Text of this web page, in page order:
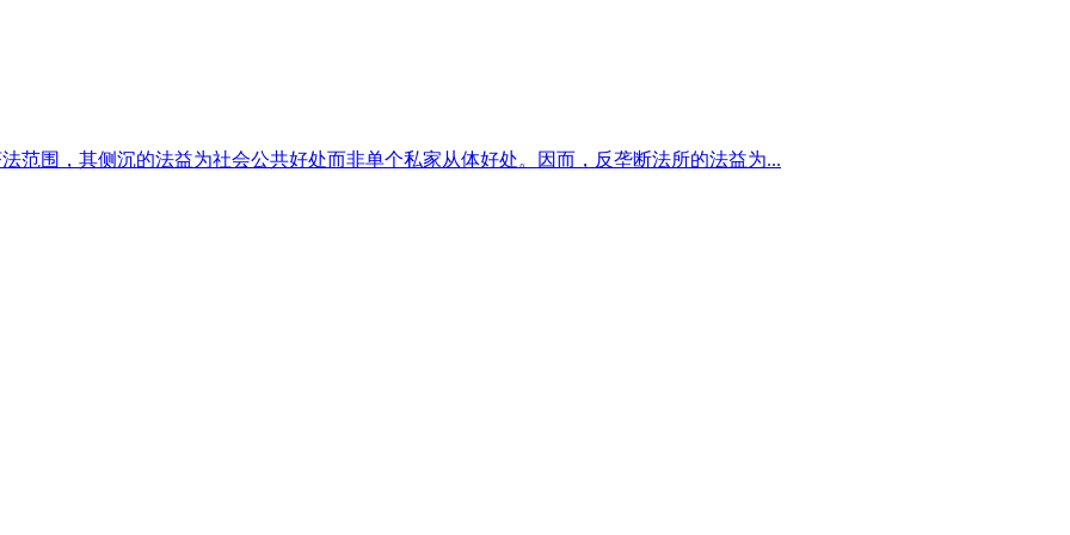
范围，其侧沉的法益为社会公共好处而非单个私家从体好处。因而，反垄断法所的法益为...